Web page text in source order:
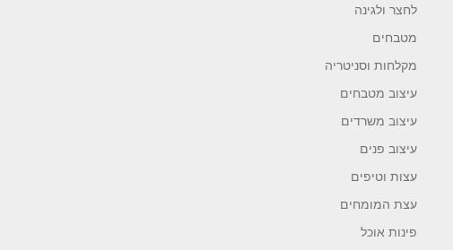
לחצר ולגינה
מטבחים
מקלחות וסניטריה
עיצוב מטבחים
עיצוב משרדים
עיצוב פנים
עצות וטיפים
עצת המומחים
פינות אוכל